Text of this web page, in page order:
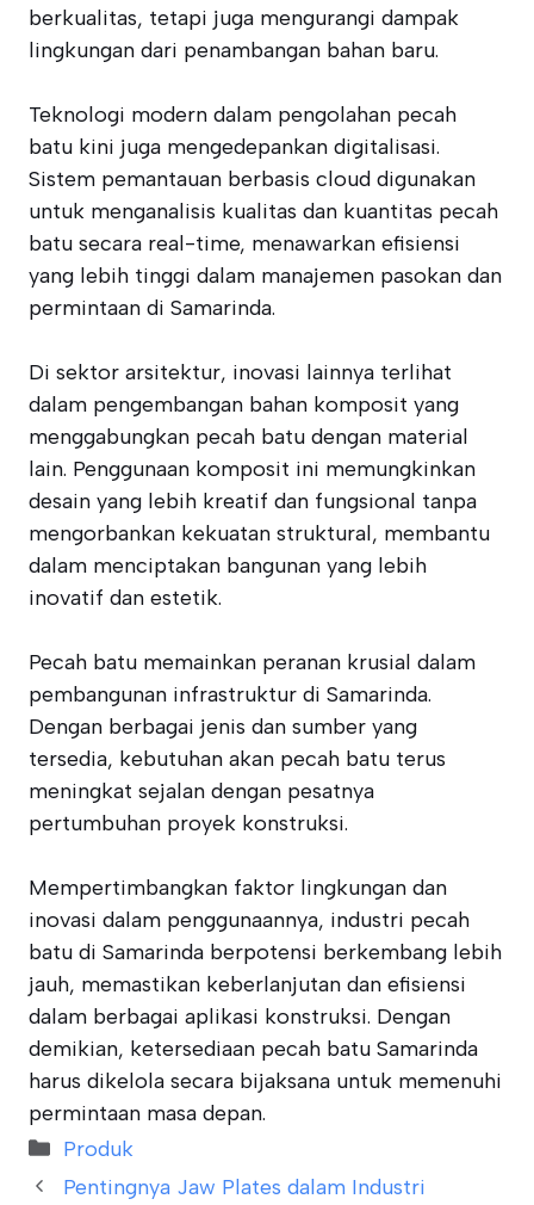
berkualitas, tetapi juga mengurangi dampak
lingkungan dari penambangan bahan baru.
Teknologi modern dalam pengolahan pecah
batu kini juga mengedepankan digitalisasi.
Sistem pemantauan berbasis cloud digunakan
untuk menganalisis kualitas dan kuantitas pecah
batu secara real-time, menawarkan efisiensi
yang lebih tinggi dalam manajemen pasokan dan
permintaan di Samarinda.
Di sektor arsitektur, inovasi lainnya terlihat
dalam pengembangan bahan komposit yang
menggabungkan pecah batu dengan material
lain. Penggunaan komposit ini memungkinkan
desain yang lebih kreatif dan fungsional tanpa
mengorbankan kekuatan struktural, membantu
dalam menciptakan bangunan yang lebih
inovatif dan estetik.
Pecah batu memainkan peranan krusial dalam
pembangunan infrastruktur di Samarinda.
Dengan berbagai jenis dan sumber yang
tersedia, kebutuhan akan pecah batu terus
meningkat sejalan dengan pesatnya
pertumbuhan proyek konstruksi.
Mempertimbangkan faktor lingkungan dan
inovasi dalam penggunaannya, industri pecah
batu di Samarinda berpotensi berkembang lebih
jauh, memastikan keberlanjutan dan efisiensi
dalam berbagai aplikasi konstruksi. Dengan
demikian, ketersediaan pecah batu Samarinda
harus dikelola secara bijaksana untuk memenuhi
permintaan masa depan.
Categories
Produk
Pentingnya Jaw Plates dalam Industri